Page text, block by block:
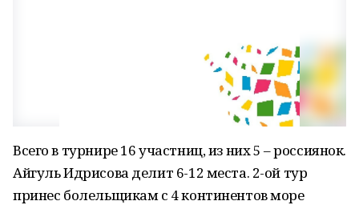
Всего в турнире 16 участниц, из них 5 – россиянок.
Айгуль Идрисова делит 6-12 места. 2-ой тур
принес болельщикам с 4 континентов море